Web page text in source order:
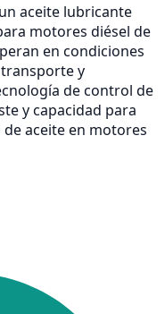
un aceite lubricante
motores diésel de
en condiciones
y
de control de
y capacidad para
aceite en motores